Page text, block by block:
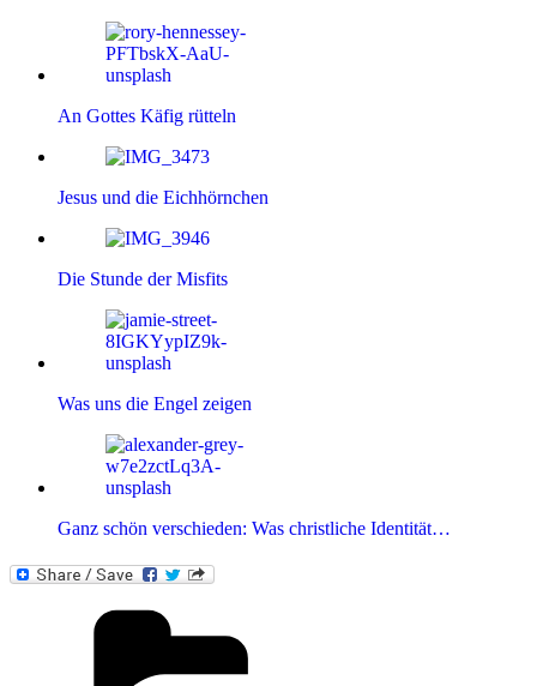
An Gottes Käfig rütteln
Jesus und die Eichhörnchen
Die Stunde der Misfits
Was uns die Engel zeigen
Ganz schön verschieden: Was christliche Identität…